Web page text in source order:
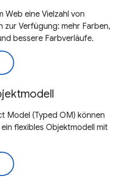
Web eine Vielzahl von
Verfügung: mehr Farben,
bessere Farbverläufe.
Model (Typed OM) können
flexibles Objektmodell mit